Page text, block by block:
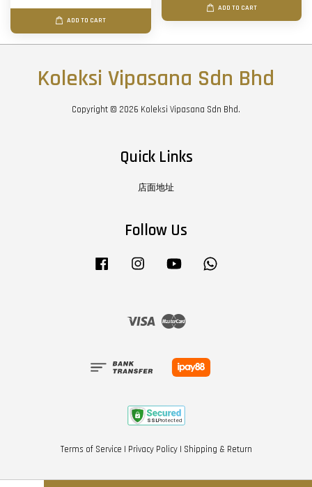
ADD TO CART
ADD TO CART
Koleksi Vipasana Sdn Bhd
Copyright © 2026 Koleksi Vipasana Sdn Bhd.
Quick Links
店面地址
Follow Us
Facebook Instagram YouTube
Visa Master
Terms of Service | Privacy Policy| Shipping & Return